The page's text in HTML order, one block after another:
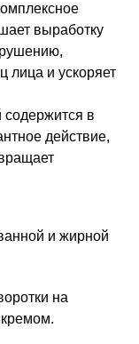
выработку
лица и ускоряет
в
действие,
и жирной
на